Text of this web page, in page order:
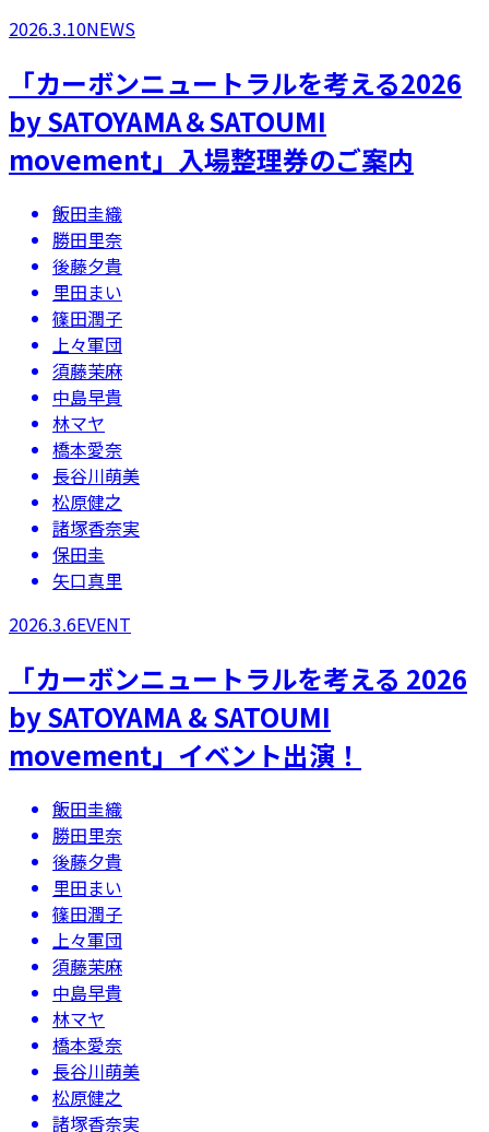
2026.3.10NEWS
「カーボンニュートラルを考える2026
by SATOYAMA＆SATOUMI
movement」入場整理券のご案内
飯田圭織
勝田里奈
後藤夕貴
里田まい
篠田潤子
上々軍団
須藤茉麻
中島早貴
林マヤ
橋本愛奈
長谷川萌美
松原健之
諸塚香奈実
保田圭
矢口真里
2026.3.6EVENT
「カーボンニュートラルを考える 2026
by SATOYAMA & SATOUMI
movement」​イベント出演！
飯田圭織
勝田里奈
後藤夕貴
里田まい
篠田潤子
上々軍団
須藤茉麻
中島早貴
林マヤ
橋本愛奈
長谷川萌美
松原健之
諸塚香奈実